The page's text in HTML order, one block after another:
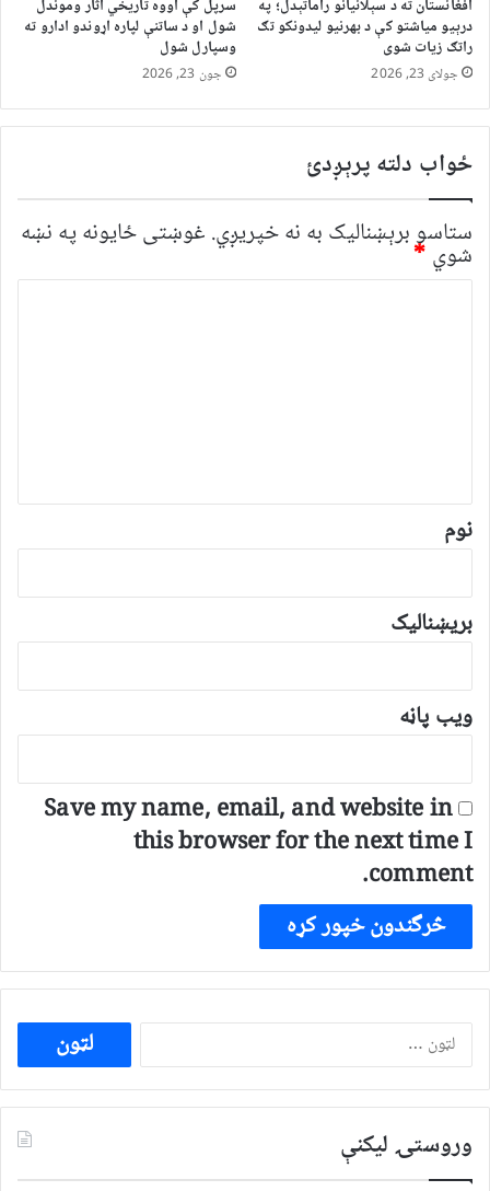
افغانستان ته د سېلانیانو راماتېدل؛ په
درېیو میاشتو کې د بهرنیو لیدونکو تګ
راتګ زیات شوی
جولای 23, 2026
سرپل کې اووه تاریخي اثار وموندل
شول او د ساتنې لپاره اړوندو ادارو ته
وسپارل شول
جون 23, 2026
ځواب دلته پرېږدئ
ستاسو برېښناليک به نه خپريږي. غوښتى ځایونه په نښه
شوي *
*
نوم
بریښنالیک
ویب پاڼه
Save my name, email, and website in
this browser for the next time I
comment.
ددی
لپاره
لټون:
وروستۍ ليکنې